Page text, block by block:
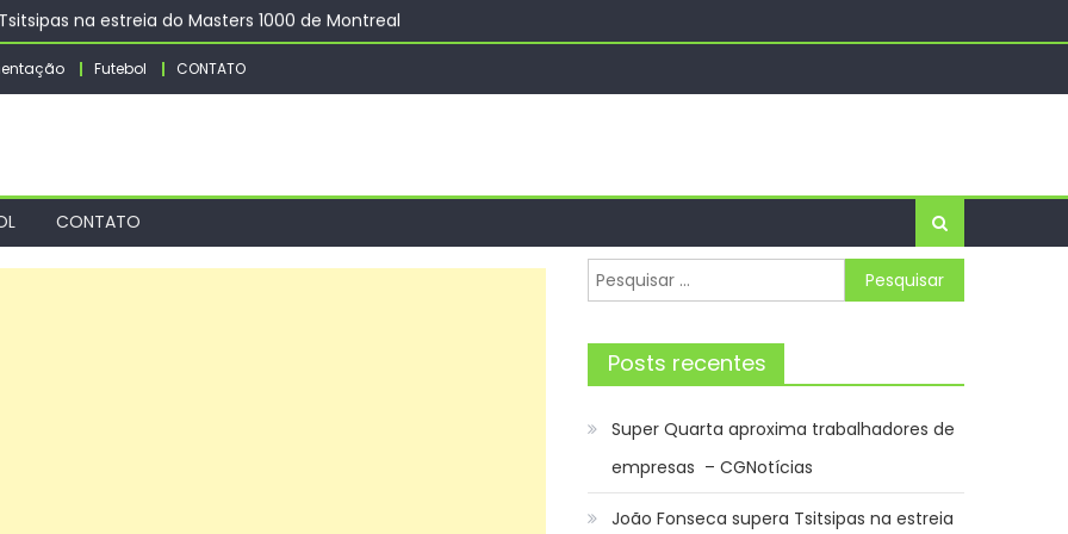
na estreia do Masters 1000 de Montreal
Jogos Olímpicos e Paralímpicos com legado consolidado e ampliado – Prefeitura da Cidade do Rio de Janeiro
menor taxa de desemprego – CGNotícias
trabalhadores de empresas – CGNotícias
Futebol CONTATO
CONTATO
Pesquisar
por:
Posts recentes
Super Quarta aproxima trabalhadores de
empresas – CGNotícias
João Fonseca supera Tsitsipas na estreia